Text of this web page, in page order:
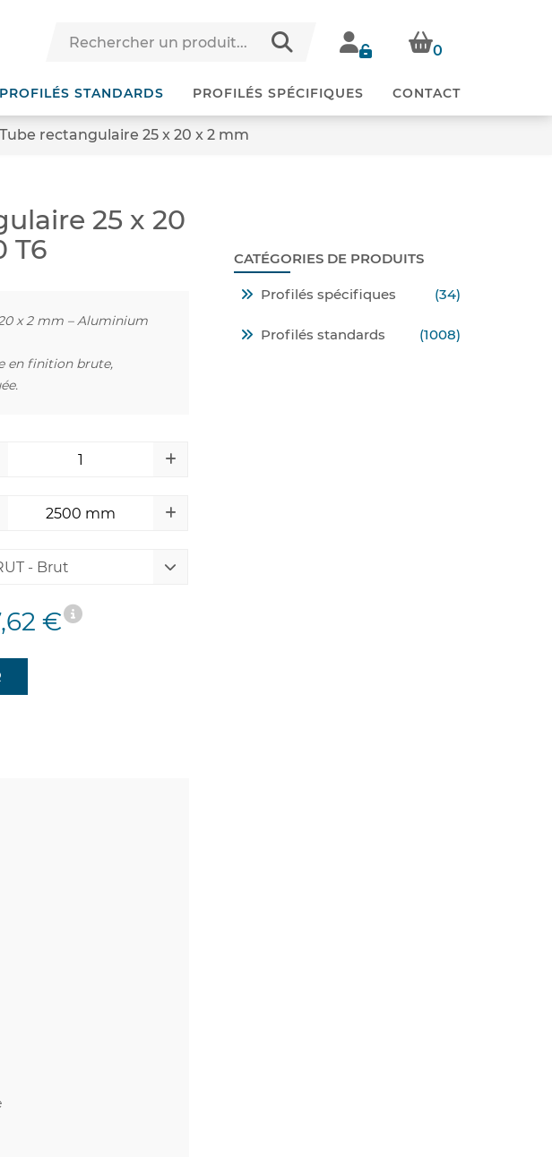
0
PROFILÉS STANDARDS PROFILÉS SPÉCIFIQUES CONTACT
Tube rectangulaire 25 x 20 x 2 mm
25 x 20
T6
x 2 mm – Aluminium
en finition brute,
- Brut
€
CATÉGORIES DE PRODUITS
Profilés spécifiques (34)
Profilés standards (1008)